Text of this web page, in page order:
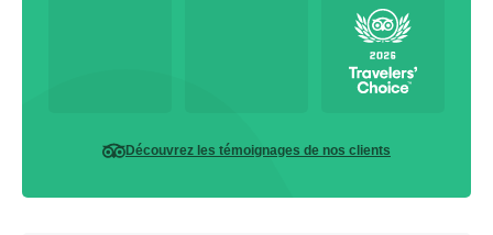
Découvrez les témoignages de nos clients